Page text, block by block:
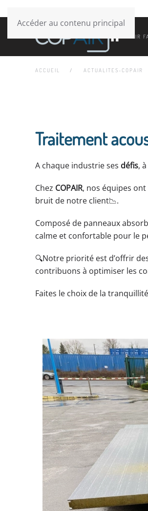
Accéder au contenu principal
SAVOIR
ACCUEIL ACTUALITES-COPAIR
Traitement
A chaque industrie ses défis,
Chez COPAIR, nos équipes
bruit de notre client📉.
Composé de panneaux
calme et confortable pour le
🔍Notre priorité est d’offrir
contribuons à optimiser les
Faites le choix de la